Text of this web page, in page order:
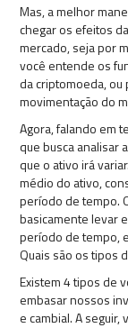
Mas, a melhor
chegar os efeitos
mercado, seja por
você entende os
da criptomoeda, ou
movimentação do
Agora, falando em
que busca analisar
que o ativo irá
médio do ativo,
período de tempo.
basicamente levar
período de tempo,
Quais são os tipos
Existem 4 tipos de
embasar nossos
e cambial. A